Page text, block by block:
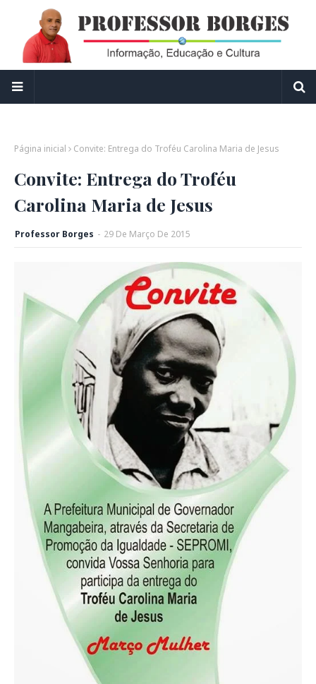
Página inicial Convite: Entrega do Troféu Carolina Maria de Jesus
Convite: Entrega do Troféu
Carolina Maria de Jesus
Professor Borges - 29 De Março De 2015